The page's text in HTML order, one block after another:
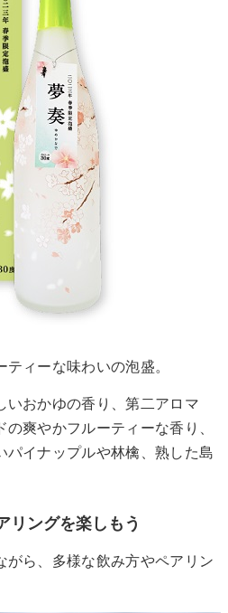
ティーな味わいの泡盛。
いおかゆの香り、第二アロマ
爽やかフルーティーな香り、
パイナップルや林檎、熟した島
リングを楽しもう
がら、多様な飲み方やペアリン